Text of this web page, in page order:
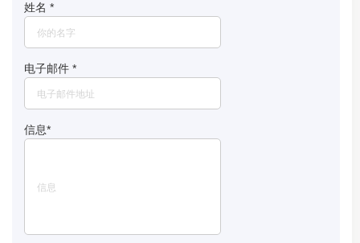
姓名 *
电子邮件 *
信息*